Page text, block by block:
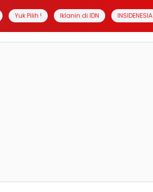
Yuk Pilih ! Iklanin di IDN INSIDENESIA